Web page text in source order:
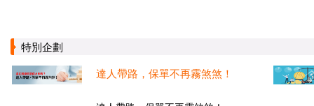
特別企劃
達人帶路，保單不再霧煞煞！